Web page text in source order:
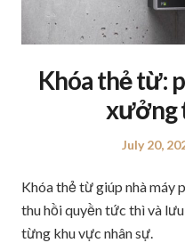
Khóa thẻ từ:
xưởng
Posted
July 20,
Khóa thẻ từ giúp nhà máy
thu hồi quyền tức thì và
từng khu vực nhân sự.